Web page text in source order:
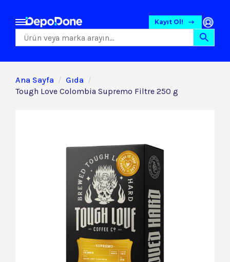
Kayıt Ol!
Ana Sayfa
Gıda
Tough Love Colombia Supremo Filtre 250 g